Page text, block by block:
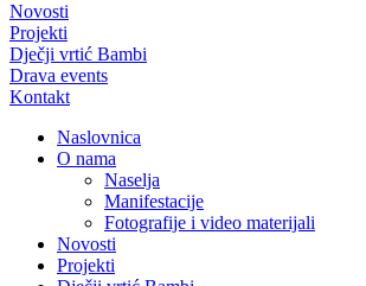
Novosti
Projekti
Dječji vrtić Bambi
Drava events
Kontakt
Naslovnica
O nama
Naselja
Manifestacije
Fotografije i video materijali
Novosti
Projekti